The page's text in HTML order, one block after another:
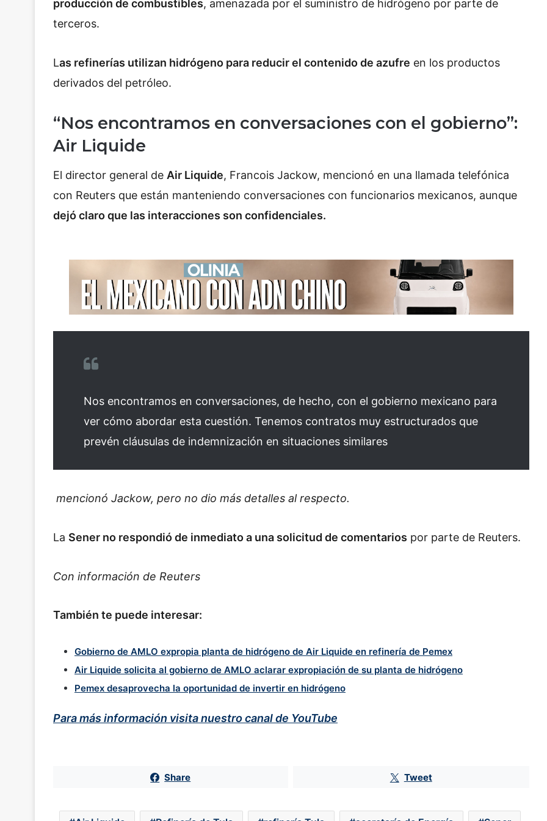
producción de combustibles, amenazada por el suministro de hidrógeno por parte de
terceros.
Las refinerías utilizan hidrógeno para reducir el contenido de azufre en los productos
derivados del petróleo.
“Nos encontramos en conversaciones con el gobierno”:
Air Liquide
El director general de Air Liquide, Francois Jackow, mencionó en una llamada telefónica
con Reuters que están manteniendo conversaciones con funcionarios mexicanos, aunque
dejó claro que las interacciones son confidenciales.
Nos encontramos en conversaciones, de hecho, con el gobierno mexicano para
ver cómo abordar esta cuestión. Tenemos contratos muy estructurados que
prevén cláusulas de indemnización en situaciones similares
mencionó Jackow, pero no dio más detalles al respecto.
La Sener no respondió de inmediato a una solicitud de comentarios por parte de Reuters.
Con información de Reuters
También te puede interesar:
Gobierno de AMLO expropia planta de hidrógeno de Air Liquide en refinería de Pemex
Air Liquide solicita al gobierno de AMLO aclarar expropiación de su planta de hidrógeno
Pemex desaprovecha la oportunidad de invertir en hidrógeno
Para más información visita nuestro canal de YouTube
Share Tweet
de tequila en EU; Don Julio y